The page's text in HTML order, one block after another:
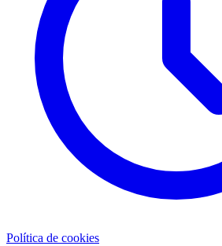
Política de cookies